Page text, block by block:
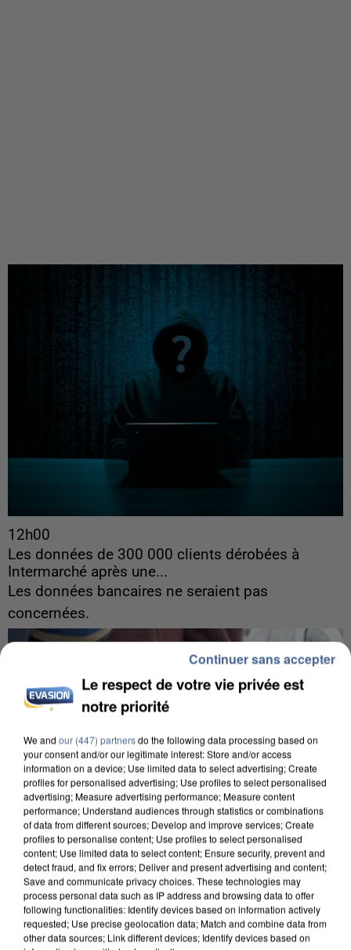
12h00
Les données de 300 000 clients dérobées à
Intermarché après une...
Les données bancaires ne seraient pas
concernées.
8h00
Un second cadre de la DZ Mafia interpellé en
Algérie
Le respect de votre vie privée est
notre priorité
We and our (447) partnersdo the following data processing based on
your consent and/or our legitimate interest: Store and/or access
information on a device; Use limited data to select advertising; Create
profiles for personalised advertising; Use profiles to select personalised
advertising; Measure advertising performance; Measure content
performance; Understand audiences through statistics or combinations
of data from different sources; Develop and improve services; Create
profiles to personalise content; Use profiles to select personalised
content; Use limited data to select content; Ensure security, prevent and
detect fraud, and fix errors; Deliver and present advertising and content;
Save and communicate privacy choices. These technologies may
process personal data such as IP address and browsing data to offer
following functionalities: Identify devices based on information actively
requested; Use precise geolocation data; Match and combine data from
other data sources; Link different devices; Identify devices based on
Continuer sans accepter